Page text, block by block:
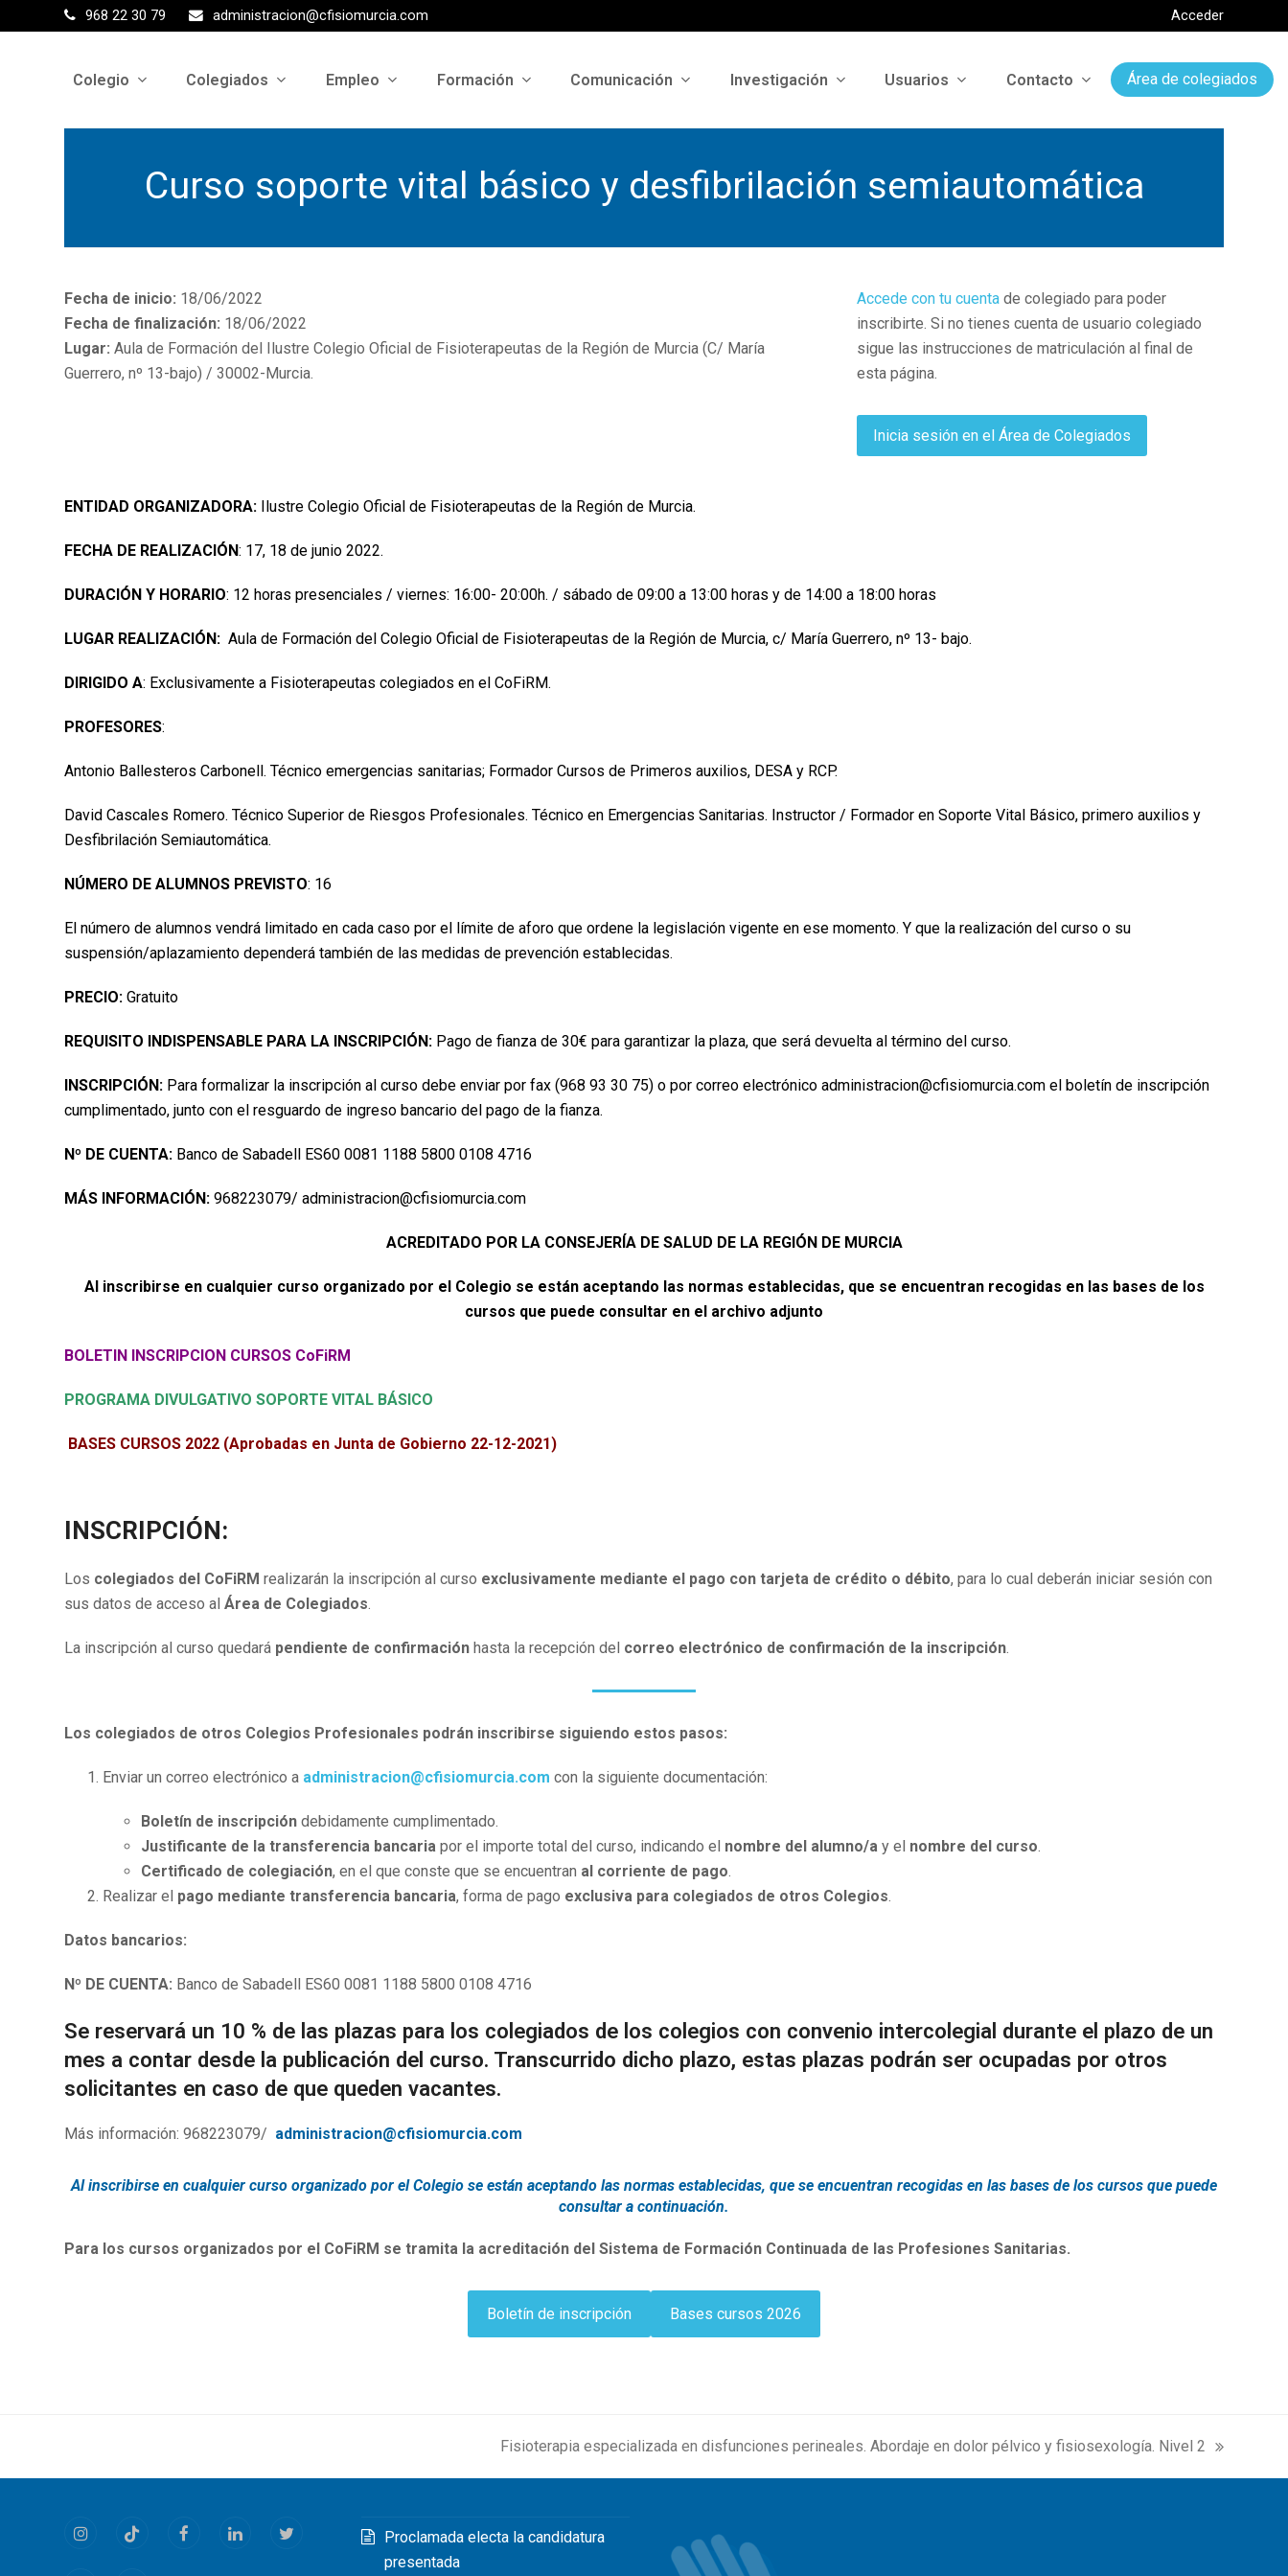
968 22 30 79 administracion@cfisiomurcia.com Acceder
Colegio Colegiados Empleo Formación Comunicación Investigación Usuarios Contacto Área de colegiados
Curso soporte vital básico y desfibrilación semiautomática
Fecha de inicio: 18/06/2022
Fecha de finalización: 18/06/2022
Lugar: Aula de Formación del Ilustre Colegio Oficial de Fisioterapeutas de la Región de Murcia (C/ María
Guerrero, nº 13-bajo) / 30002-Murcia.
Accede con tu cuentade colegiado para poder
inscribirte. Si no tienes cuenta de usuario colegiado
sigue las instrucciones de matriculación al final de
esta página.
Inicia sesión en el Área de Colegiados
ENTIDAD ORGANIZADORA: Ilustre Colegio Oficial de Fisioterapeutas de la Región de Murcia.
FECHA DE REALIZACIÓN: 17, 18 de junio 2022.
DURACIÓN Y HORARIO: 12 horas presenciales / viernes: 16:00- 20:00h. / sábado de 09:00 a 13:00 horas y de 14:00 a 18:00 horas
LUGAR REALIZACIÓN: Aula de Formación del Colegio Oficial de Fisioterapeutas de la Región de Murcia, c/ María Guerrero, nº 13- bajo.
DIRIGIDO A: Exclusivamente a Fisioterapeutas colegiados en el CoFiRM.
PROFESORES:
Antonio Ballesteros Carbonell. Técnico emergencias sanitarias; Formador Cursos de Primeros auxilios, DESA y RCP.
David Cascales Romero. Técnico Superior de Riesgos Profesionales. Técnico en Emergencias Sanitarias. Instructor / Formador en Soporte Vital Básico, primero auxilios y
Desfibrilación Semiautomática.
NÚMERO DE ALUMNOS PREVISTO: 16
El número de alumnos vendrá limitado en cada caso por el límite de aforo que ordene la legislación vigente en ese momento. Y que la realización del curso o su
suspensión/aplazamiento dependerá también de las medidas de prevención establecidas.
PRECIO: Gratuito
REQUISITO INDISPENSABLE PARA LA INSCRIPCIÓN: Pago de fianza de 30€ para garantizar la plaza, que será devuelta al término del curso.
INSCRIPCIÓN: Para formalizar la inscripción al curso debe enviar por fax (968 93 30 75) o por correo electrónico administracion@cfisiomurcia.com el boletín de inscripción
cumplimentado, junto con el resguardo de ingreso bancario del pago de la fianza.
Nº DE CUENTA: Banco de Sabadell ES60 0081 1188 5800 0108 4716
MÁS INFORMACIÓN: 968223079/ administracion@cfisiomurcia.com
ACREDITADO POR LA CONSEJERÍA DE SALUD DE LA REGIÓN DE MURCIA
Al inscribirse en cualquier curso organizado por el Colegio se están aceptando las normas establecidas, que se encuentran recogidas en las bases de los
cursos que puede consultar en el archivo adjunto
BOLETIN INSCRIPCION CURSOS CoFiRM
PROGRAMA DIVULGATIVO SOPORTE VITAL BÁSICO
BASES CURSOS 2022 (Aprobadas en Junta de Gobierno 22-12-2021)
INSCRIPCIÓN:
Los colegiados del CoFiRM realizarán la inscripción al curso exclusivamente mediante el pago con tarjeta de crédito o débito, para lo cual deberán iniciar sesión con
sus datos de acceso alÁrea de Colegiados.
La inscripción al curso quedará pendiente de confirmación hasta la recepción del correo electrónico de confirmación de la inscripción.
Los colegiados de otros Colegios Profesionales podrán inscribirse siguiendo estos pasos:
Enviar un correo electrónico a administracion@cfisiomurcia.com con la siguiente documentación:
Boletín de inscripción debidamente cumplimentado.
Justificante de la transferencia bancaria por el importe total del curso, indicando el nombre del alumno/a y el nombre del curso.
Certificado de colegiación, en el que conste que se encuentran al corriente de pago.
Realizar el pago mediante transferencia bancaria, forma de pago exclusiva para colegiados de otros Colegios.
Datos bancarios:
Nº DE CUENTA: Banco de Sabadell ES60 0081 1188 5800 0108 4716
Se reservará un 10 % de las plazas para los colegiados de los colegios con convenio intercolegial durante el plazo de un
mes a contar desde la publicación del curso. Transcurrido dicho plazo, estas plazas podrán ser ocupadas por otros
solicitantes en caso de que queden vacantes.
Más información: 968223079/ administracion@cfisiomurcia.com
Al inscribirse en cualquier curso organizado por el Colegio se están aceptando las normas establecidas, que se encuentran recogidas en las bases de los cursos que puede
consultar a continuación.
Para los cursos organizados por el CoFiRM se tramita la acreditación del Sistema de Formación Continuada de las Profesiones Sanitarias.
Boletín de inscripción Bases cursos 2026
next
post:
Fisioterapia especializada en disfunciones perineales. Abordaje en dolor pélvico y fisiosexología. Nivel 2
InstagramTiktok FacebookLinkedInTwitter
Proclamada electa la candidatura
presentada